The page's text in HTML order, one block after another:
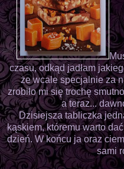
czasu, odkąd jadłam
że wcale specjalnie za
zrobiło mi się trochę
a teraz...
Dzisiejsza tabliczka
kąskiem, któremu warto
dzień. W końcu ja oraz
sami